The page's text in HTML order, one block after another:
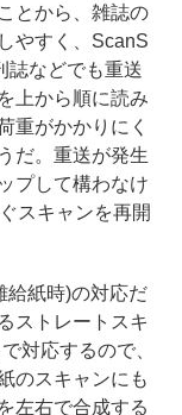
とから、雑誌の
やすく、ScanS
誌などでも重送
上から順に読み
重がかかりにく
だ。重送が発生
プして構わなけ
スキャンを再開
紙時)の対応だ
ストレートスキ
対応するので、
のスキャンにも
左右で合成する